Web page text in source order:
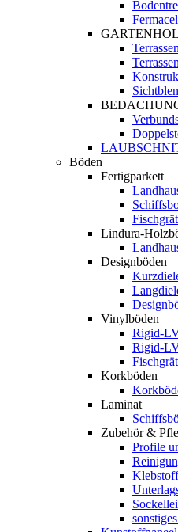
Böden
Fertigparkett
Fischgrät
Lindura-
Designböden
Vinylböden
Rigid-
Rigid-
Fischgrät
Korkböden
Laminat
Zubehör &
Profile